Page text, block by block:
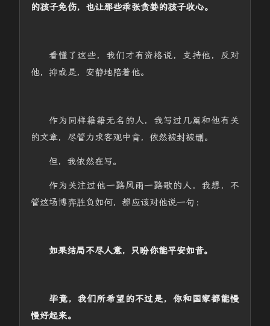
的孩子免伤，也让那些乖张贪婪的孩子收心。
看懂了这些，我们才有资格说，支持他，反对
他，抑或是，安静地陪着他。
作为同样籍籍无名的人，我写过几篇和他有关
的文章，尽管力求客观中肯，依然被封被删。
但，我依然在写。
作为关注过他一路风雨一路歌的人，我想，不
管这场博弈胜负如何，都应该对他说一句：
如果结局不尽人意，只盼你能平安如昔。
毕竟，我们所希望的不过是，你和国家都能慢
慢好起来。